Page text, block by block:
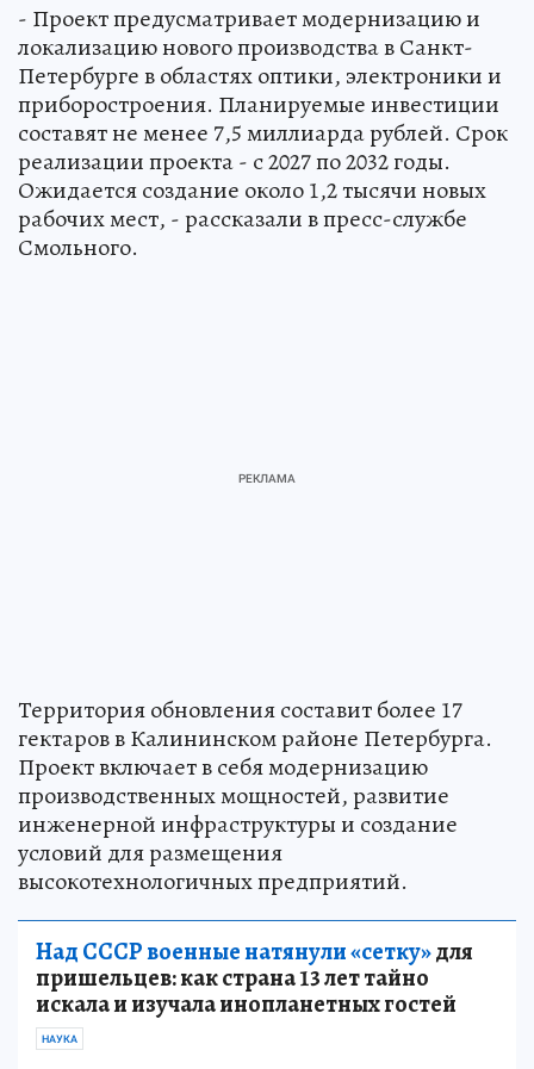
- Проект предусматривает модернизацию и
локализацию нового производства в Санкт-
Петербурге в областях оптики, электроники и
приборостроения. Планируемые инвестиции
составят не менее 7,5 миллиарда рублей. Срок
реализации проекта - с 2027 по 2032 годы.
Ожидается создание около 1,2 тысячи новых
рабочих мест, - рассказали в пресс-службе
Смольного.
Территория обновления составит более 17
гектаров в Калининском районе Петербурга.
Проект включает в себя модернизацию
производственных мощностей, развитие
инженерной инфраструктуры и создание
условий для размещения
высокотехнологичных предприятий.
Над СССР военные натянули «сетку»для
пришельцев: как страна 13 лет тайно
искала и изучала инопланетных гостей
НАУКА